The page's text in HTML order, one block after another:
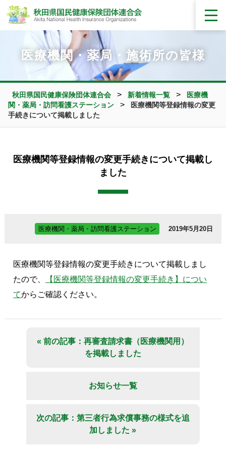
医療機関・薬局・施術所の皆様
秋田県国民健康保険団体連合会 > 新着情報一覧 >
医療機
関・薬局・訪問看護ステーション
>
医療機関等登録情報の変更
手続きについて掲載しました
医療機関等登録情報の変更手続きについて掲載し
ました
医療機関・薬局・訪問看護ステーション 2019年5月20日
医療機関等登録情報の変更手続きについて掲載しまし
たので、
【医療機関等登録情報の変更手続き】につい
てからご確認ください。
« 前の記事：再審査請求書（医療機関用）
を掲載しました
お知らせ一覧
次の記事：第三者行為求償事務の様式を追
加しました »